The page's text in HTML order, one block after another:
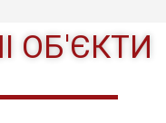
ОБ'ЄКТИ